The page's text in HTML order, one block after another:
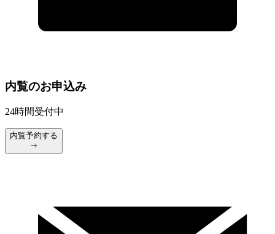
内覧のお申込み
24時間受付中
内覧予約する